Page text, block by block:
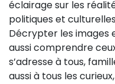
éclairage sur les
politiques et
Décrypter les images
aussi comprendre
s’adresse à tous,
aussi à tous les